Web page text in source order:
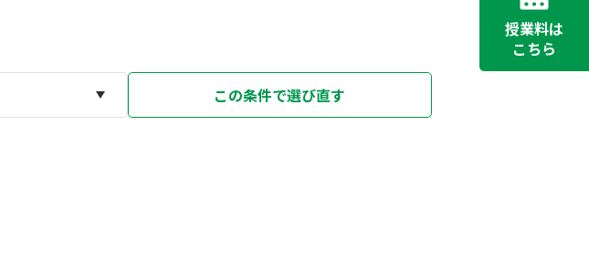
この条件で選び直す
授業料は
こちら